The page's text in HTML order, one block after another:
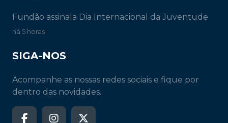
Fundão assinala Dia Internacional da Juventude
há 5 horas
SIGA-NOS
Acompanhe as nossas redes sociais e fique por
dentro das novidades.